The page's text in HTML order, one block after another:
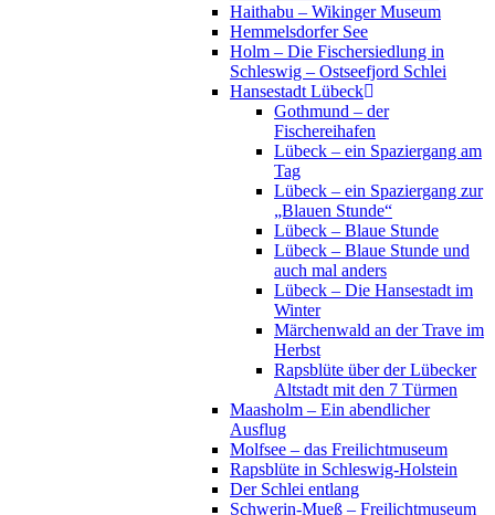
Haithabu – Wikinger Museum
Hemmelsdorfer See
Holm – Die Fischersiedlung in
Schleswig – Ostseefjord Schlei
Hansestadt Lübeck
Gothmund – der
Fischereihafen
Lübeck – ein Spaziergang am
Tag
Lübeck – ein Spaziergang zur
„Blauen Stunde“
Lübeck – Blaue Stunde
Lübeck – Blaue Stunde und
auch mal anders
Lübeck – Die Hansestadt im
Winter
Märchenwald an der Trave im
Herbst
Rapsblüte über der Lübecker
Altstadt mit den 7 Türmen
Maasholm – Ein abendlicher
Ausflug
Molfsee – das Freilichtmuseum
Rapsblüte in Schleswig-Holstein
Der Schlei entlang
Schwerin-Mueß – Freilichtmuseum